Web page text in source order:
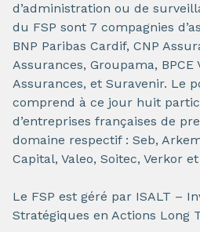
d’administration ou de
du FSP sont 7 compagnies
BNP Paribas Cardif, CNP
Assurances, Groupama, BPCE
Assurances, et Suravenir. Le
comprend à ce jour huit
d’entreprises françaises de
domaine respectif : Seb,
Capital, Valeo, Soitec, Verkor
Le FSP est géré par ISALT –
Stratégiques en Actions Long